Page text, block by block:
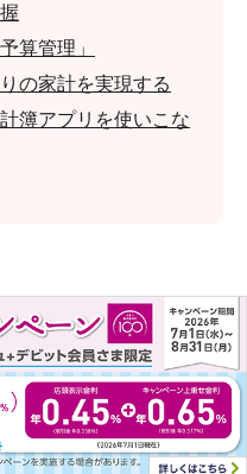
算管理」
の家計を実現する
簿アプリを使いこな